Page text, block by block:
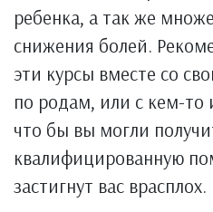
ребенка, а так же
снижения болей.
эти курсы вместе со
по родам, или с кем-то
что бы вы могли
квалифицированную
застигнут вас врасплох.